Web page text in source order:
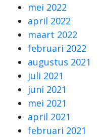
mei 2022
april 2022
maart 2022
februari 2022
augustus 2021
juli 2021
juni 2021
mei 2021
april 2021
februari 2021